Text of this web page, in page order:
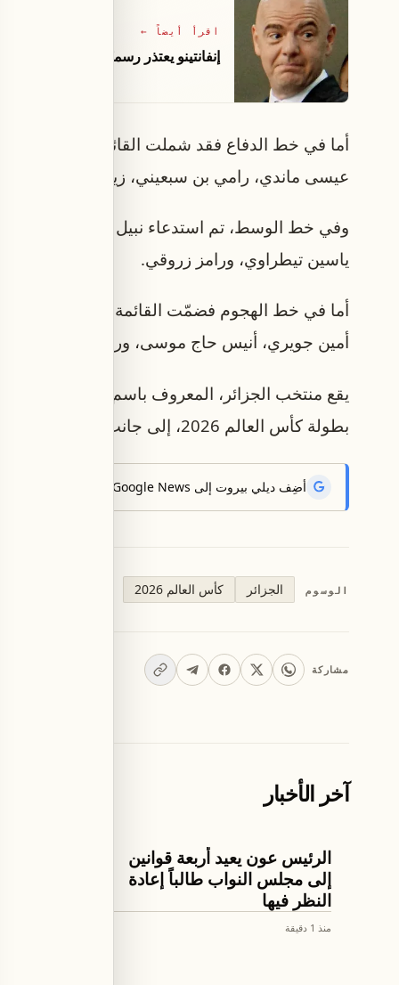
اقرأ أيضاً ←
إنفانتينو يعتذر رسميًّا عن «أخطاء»
أما في خط الدفاع فقد شملت القائمة سمير شرقي،
عيسى ماندي، رامي بن سبعيني، زين الدين بلعيد،
وفي خط الوسط، تم استدعاء نبيل بن طالب، هشام
ياسين تيطراوي، ورامز زروقي.
أما في خط الهجوم فضمّت القائمة محمد أمين
أمين جويري، أنيس حاج موسى، ورياض محرز.
يقع منتخب الجزائر، المعروف باسم "محاربي
بطولة كأس العالم 2026، إلى جانب منتخبات الأرجنتين والنمسا والأردن.
أضِف ديلي بيروت إلى Google News لتتلقّى أحدث الأخبار أوّلاً.
الوسوم الجزائر كأس العالم 2026
مشاركة
آخر الأخبار
اخبار لبنان
الرئيس عون يعيد أربعة قوانين
إلى مجلس النواب طالباً إعادة
النظر فيها
منذ 1 دقيقة